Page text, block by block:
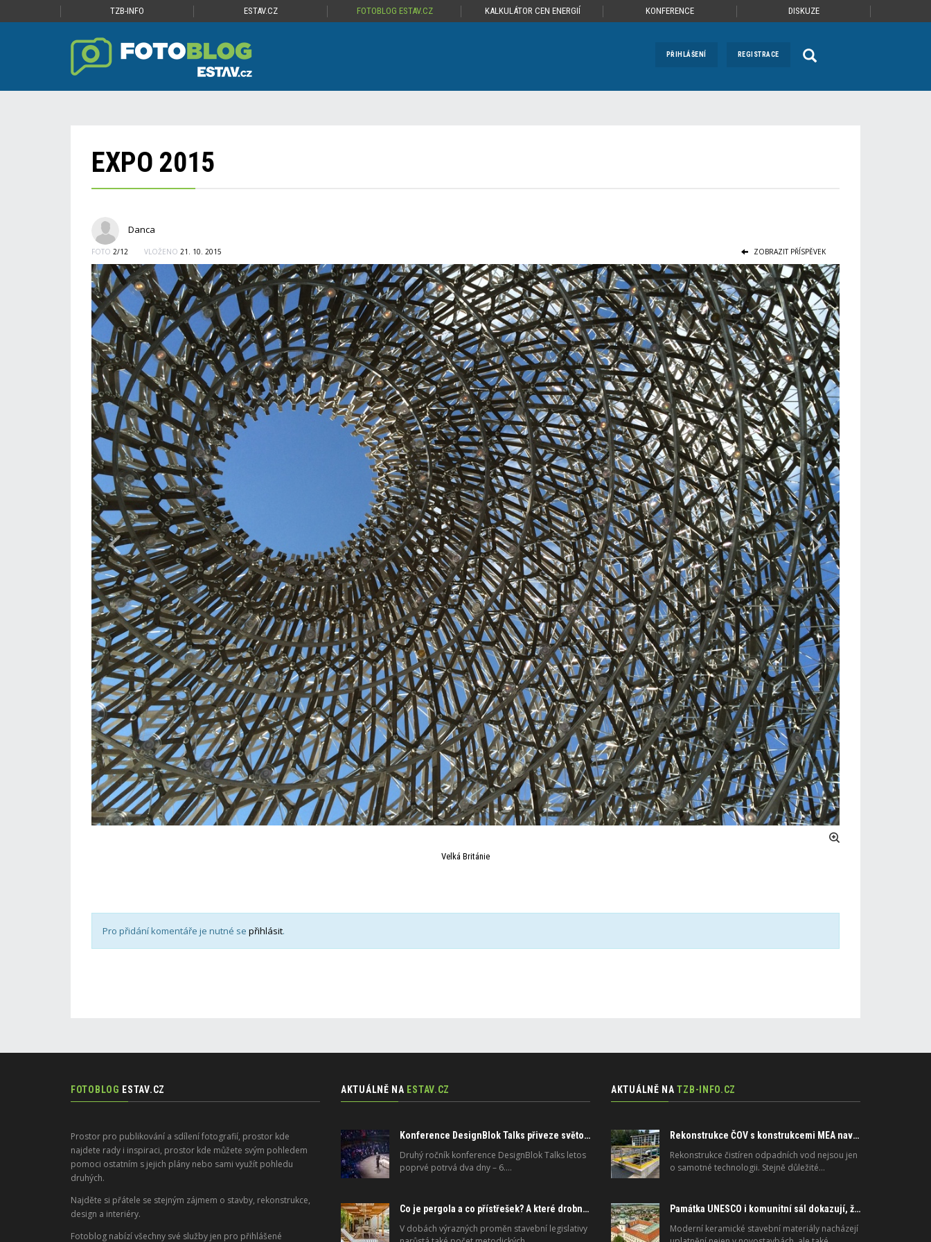
TZB-INFO ESTAV.CZ FOTOBLOG ESTAV.CZ KALKULÁTOR CEN ENERGIÍ KONFERENCE DISKUZE
PŘIHLÁŠENÍ REGISTRACE
EXPO 2015
Danca
FOTO 2/12 VLOŽENO 21. 10. 2015 ZOBRAZIT PŘÍSPĚVEK
Velká Británie
Pro přidání komentáře je nutné se přihlásit.
FOTOBLOG ESTAV.CZ
Prostor pro publikování a sdílení fotografií, prostor kde
najdete rady i inspiraci, prostor kde můžete svým pohledem
pomoci ostatním s jejich plány nebo sami využít pohledu
druhých.
Najděte si přátele se stejným zájmem o stavby, rekonstrukce,
design a interiéry.
Fotoblog nabízí všechny své služby jen pro přihlášené
AKTUÁLNĚ NA ESTAV.CZ
Konference DesignBlok Talks přiveze světové osobnosti designu a architektury
Druhý ročník konference DesignBlok Talks letos
poprvé potrvá dva dny – 6.…
Co je pergola a co přístřešek? A které drobné stavby musíte povolovat? Pomůže metodika
V dobách výrazných proměn stavební legislativy
AKTUÁLNĚ NA TZB-INFO.CZ
Rekonstrukce ČOV s konstrukcemi MEA navrženými na dlouhou životnost
Rekonstrukce čistíren odpadních vod nejsou jen
o samotné technologii. Stejně důležité…
Památka UNESCO i komunitní sál dokazují, že moderní materiály nejsou jen pro novostavby
Moderní keramické stavební materiály nacházejí